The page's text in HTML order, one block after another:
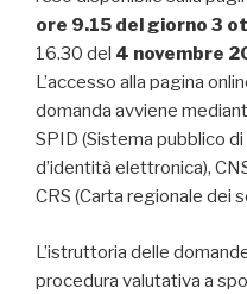
ore 9.15 del giorno 3
16.30 del 4 novembre
L’accesso alla pagina
domanda avviene
SPID (Sistema pubblico
d’identità elettronica),
CRS (Carta regionale dei
L’istruttoria delle
procedura valutativa a